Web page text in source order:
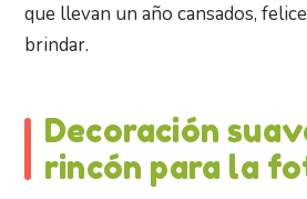
que llevan un año cansados,
brindar.
Decoración
rincón para la